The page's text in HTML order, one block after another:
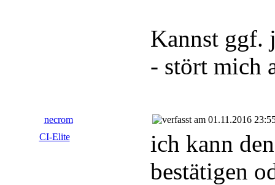
Kannst ggf.
- stört mich
necrom
01.11.2016
CI-Elite
ich kann
bestätigen